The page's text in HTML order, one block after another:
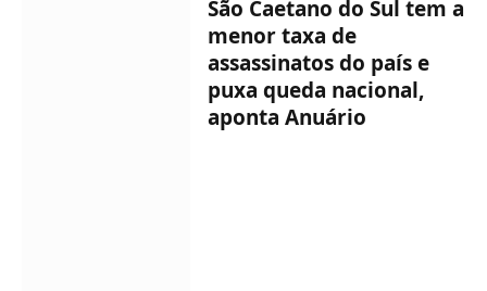
São Caetano do Sul tem a
menor taxa de
assassinatos do país e
puxa queda nacional,
aponta Anuário